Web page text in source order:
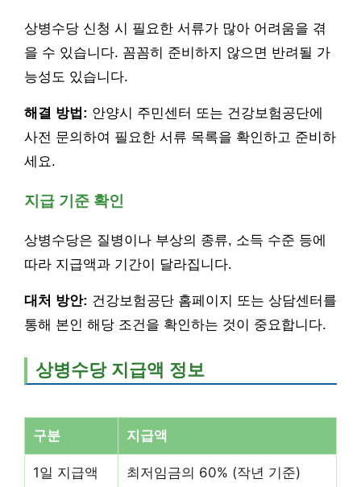
상병수당 신청 시 필요한 서류가 많아 어려움을 겪
을 수 있습니다. 꼼꼼히 준비하지 않으면 반려될 가
능성도 있습니다.
해결 방법: 안양시 주민센터 또는 건강보험공단에
사전 문의하여 필요한 서류 목록을 확인하고 준비하
세요.
지급 기준 확인
상병수당은 질병이나 부상의 종류, 소득 수준 등에
따라 지급액과 기간이 달라집니다.
대처 방안: 건강보험공단 홈페이지 또는 상담센터를
통해 본인 해당 조건을 확인하는 것이 중요합니다.
상병수당 지급액 정보
구분 지급액
1일 지급액 최저임금의 60% (작년 기준)